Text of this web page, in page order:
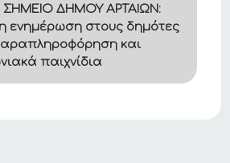
ΣΗΜΕΙΟ ΔΗΜΟΥ ΑΡΤΑΙΩΝ:
ενημέρωση στους δημότες
και
παιχνίδια